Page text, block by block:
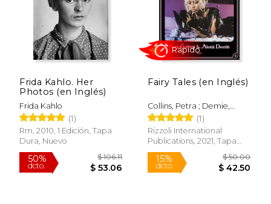
15% $ 65.00 15%
Frida Kahlo. Her
Photos (en Inglés)
Frida Kahlo
(1)
Rm, 2010, 1 Edición, Tapa
Dura, Nuevo
Fairy Tales (en Inglés)
Collins, Petra ; Demie,
Alexa
(1)
Rizzoli International
Publications, 2021, Tapa
Dura, Nuevo